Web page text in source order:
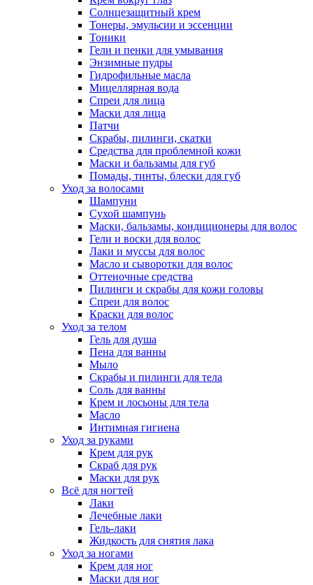
Солнцезащитный крем
Тонеры, эмульсии и эссенции
Тоники
Гели и пенки для умывания
Энзимные пудры
Гидрофильные масла
Мицеллярная вода
Спреи для лица
Маски для лица
Патчи
Скрабы, пилинги, скатки
Средства для проблемной кожи
Маски и бальзамы для губ
Помады, тинты, блески для губ
Уход за волосами
Шампуни
Сухой шампунь
Маски, бальзамы, кондиционеры для волос
Гели и воски для волос
Лаки и муссы для волос
Масло и сыворотки для волос
Оттеночные средства
Пилинги и скрабы для кожи головы
Спреи для волос
Краски для волос
Уход за телом
Гель для душа
Пена для ванны
Мыло
Скрабы и пилинги для тела
Соль для ванны
Крем и лосьоны для тела
Масло
Интимная гигиена
Уход за руками
Крем для рук
Скраб для рук
Маски для рук
Всё для ногтей
Лаки
Лечебные лаки
Гель-лаки
Жидкость для снятия лака
Уход за ногами
Крем для ног
Маски для ног